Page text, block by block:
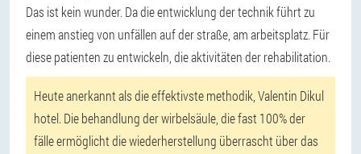
Das ist kein wunder. Da die entwicklung der technik führt zu
einem anstieg von unfällen auf der straße, am arbeitsplatz. Für
diese patienten zu entwickeln, die aktivitäten der rehabilitation.
Heute anerkannt als die effektivste methodik, Valentin Dikul
hotel. Die behandlung der wirbelsäule, die fast 100% der
fälle ermöglicht die wiederherstellung überrascht über das